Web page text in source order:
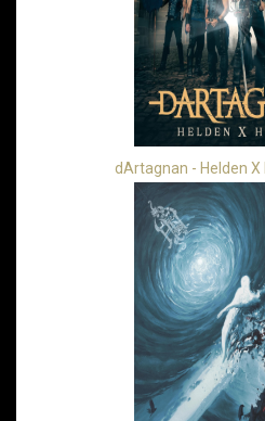
dArtagnan - Helden